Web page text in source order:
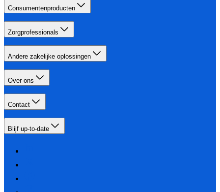
Consumentenproducten
Zorgprofessionals
Andere zakelijke oplossingen
Over ons
Contact
Blijf up-to-date